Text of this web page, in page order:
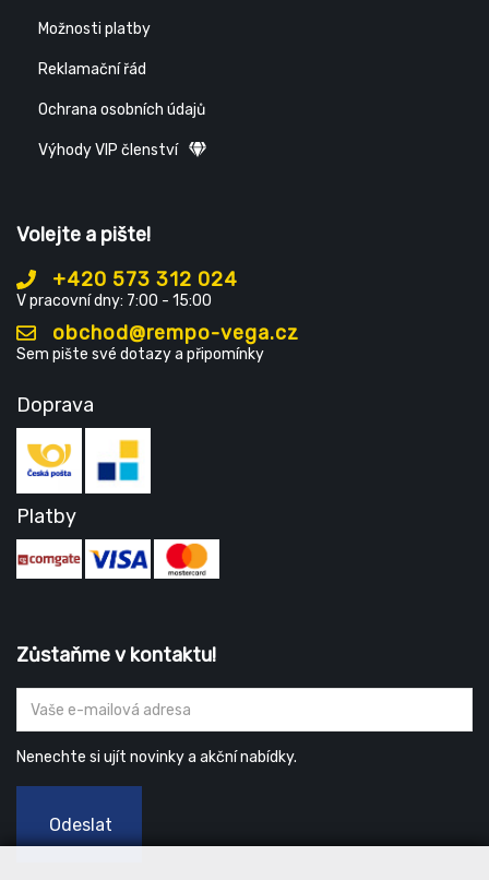
Možnosti platby
Reklamační řád
Ochrana osobních údajů
Výhody VIP členství
Volejte a pište!
+420 573 312 024
V pracovní dny: 7:00 - 15:00
obchod@rempo-vega.cz
Sem pište své dotazy a připomínky
Doprava
Platby
Zůstaňme v kontaktu!
Nenechte si ujít novinky a akční nabídky.
Odeslat